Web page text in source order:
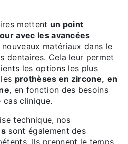
mettent un point
avec les avancées
matériaux dans le
dentaires. Cela leur permet
les options les plus
prothèses en zircone, en
, en fonction des besoins
cas clinique.
technique, nos
sont également des
Ils prennent le temps